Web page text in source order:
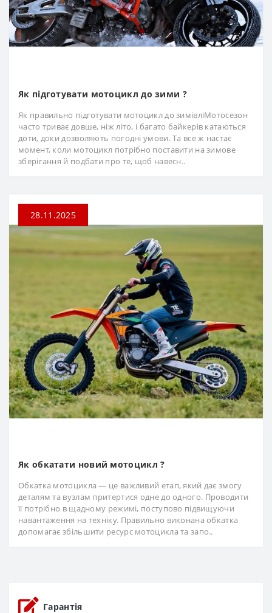
Як підготувати мотоцикл до зими ?
Як правильно підготувати мотоцикл до зимівліМотосезон
часто триває довше, ніж літо, і багато байкерів катаються
доти, доки дозволяють погодні умови. Та все ж настає
момент, коли мотоцикл потрібно поставити на зимове
зберігання й подбати про те, щоб навесн..
28.11.2025
Як обкатати новий мотоцикл ?
Обкатка мотоцикла — це важливий етап, який дає змогу
деталям та вузлам притертися одне до одного. Проводити
її потрібно в щадному режимі, поступово підвищуючи
навантаження на техніку. Правильно виконана обкатка
допомагає збільшити ресурс мотоцикла та запо..
Гарантія